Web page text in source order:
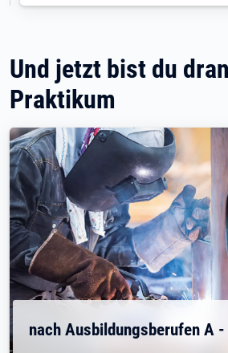
Und jetzt bist du
Praktikum
nach Ausbildungsberufen A -